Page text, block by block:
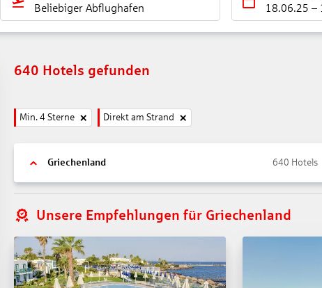
Beliebiger Abflughafen 18.06.25 –
640 Hotels gefunden
Min. 4 Sterne Direkt am Strand
Griechenland 640 Hotels
Unsere Empfehlungen für Griechenland